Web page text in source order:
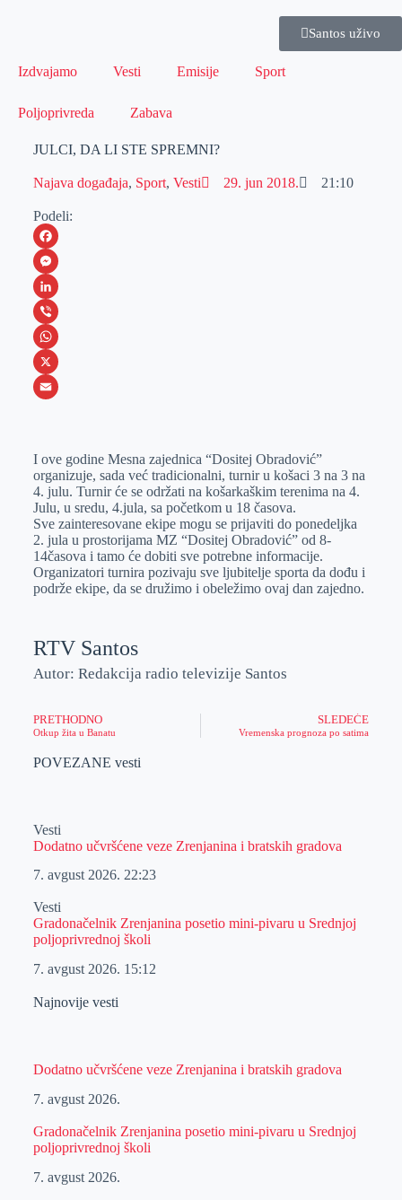
Santos uživo
Izdvajamo Vesti Emisije Sport
Poljoprivreda Zabava
JULCI, DA LI STE SPREMNI?
Najava događaja, Sport, Vesti 29. jun 2018. 21:10
Podeli:
F
a
c
e
b
o
M
e
s
s
e
e
r
L
i
n
k
I
n
V
i
b
W
h
s
A
p
p
X
a
i
l
I ove godine Mesna zajednica “Dositej Obradović”
organizuje, sada već tradicionalni, turnir u košaci 3 na 3 na
4. julu. Turnir će se održati na košarkaškim terenima na 4.
Julu, u sredu, 4.jula, sa početkom u 18 časova.
Sve zainteresovane ekipe mogu se prijaviti do ponedeljka
2. jula u prostorijama MZ “Dositej Obradović” od 8-
14časova i tamo će dobiti sve potrebne informacije.
Organizatori turnira pozivaju sve ljubitelje sporta da dođu i
podrže ekipe, da se družimo i obeležimo ovaj dan zajedno.
RTV Santos
Autor: Redakcija radio televizije Santos
PRETHODNO
Otkup žita u Banatu
SLEDEĆE
Vremenska prognoza po satima
POVEZANE vesti
Vesti
Dodatno učvršćene veze Zrenjanina i bratskih gradova
7. avgust 2026. 22:23
Vesti
Gradonačelnik Zrenjanina posetio mini-pivaru u Srednjoj
poljoprivrednoj školi
7. avgust 2026. 15:12
Najnovije vesti
Dodatno učvršćene veze Zrenjanina i bratskih gradova
7. avgust 2026.
Gradonačelnik Zrenjanina posetio mini-pivaru u Srednjoj
poljoprivrednoj školi
7. avgust 2026.